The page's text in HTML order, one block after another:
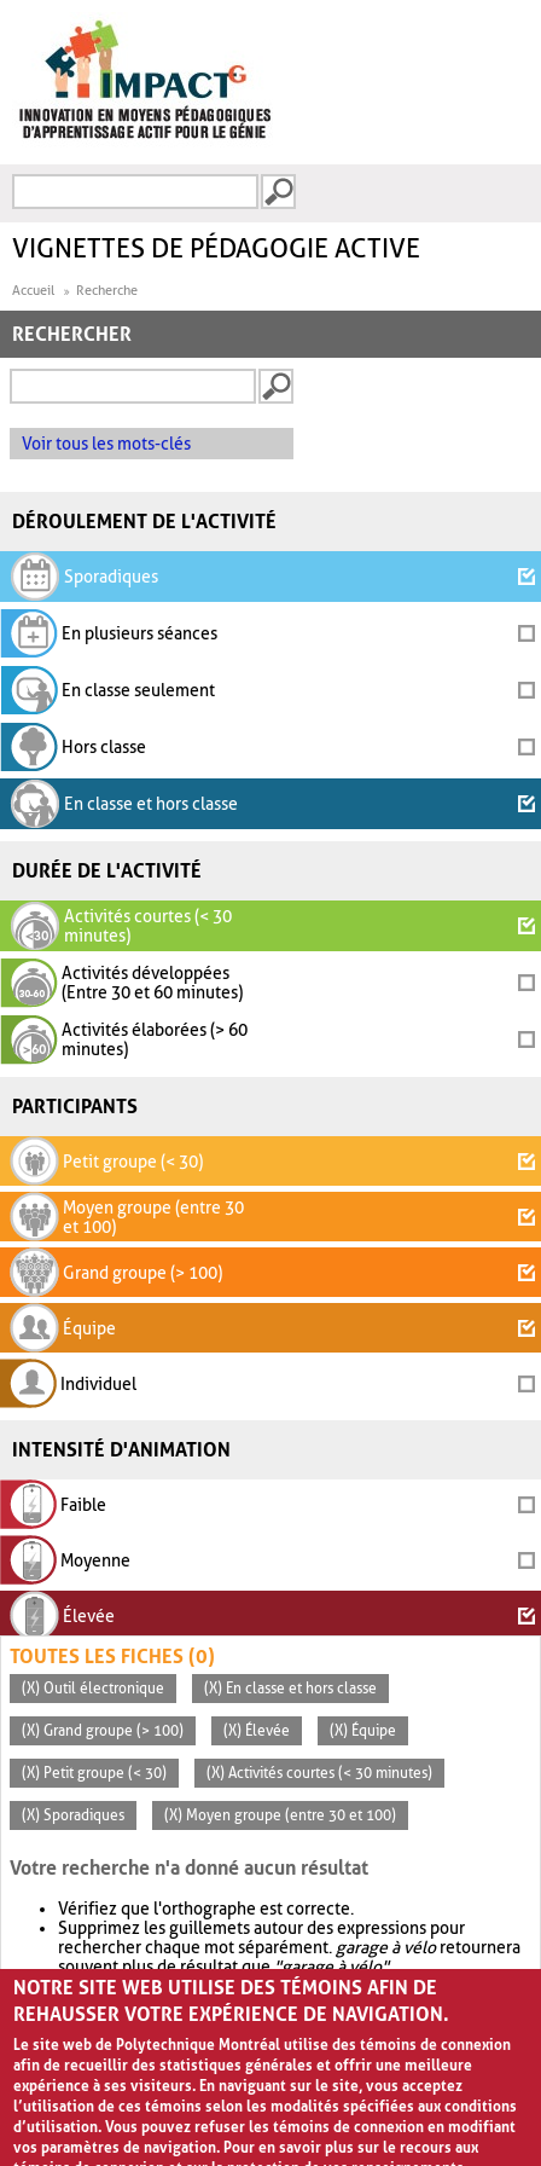
FORMULAIRE DE
VIGNETTES DE PÉDAGOGIE ACTIVE
Accueil Recherche
RECHERCHER
Voir tous les mots-clés
DÉROULEMENT DE L'ACTIVITÉ
Sporadiques
En plusieurs séances
En classe seulement
Hors classe
En classe et hors classe
DURÉE DE L'ACTIVITÉ
Activités courtes (< 30
minutes)
Activités développées
(Entre 30 et 60 minutes)
Activités élaborées (> 60
minutes)
PARTICIPANTS
Petit groupe (< 30)
Moyen groupe (entre 30
et 100)
Grand groupe (> 100)
Équipe
Individuel
INTENSITÉ D'ANIMATION
Faible
Moyenne
Élevée
TOUTES LES FICHES (0)
(X) Outil électronique (X) En classe et hors classe
(X) Grand groupe (> 100) (X) Élevée (X) Équipe
(X) Petit groupe (< 30) (X) Activités courtes (< 30 minutes)
(X) Sporadiques (X) Moyen groupe (entre 30 et 100)
Votre recherche n'a donné aucun résultat
Vérifiez que l'orthographe est correcte.
Supprimez les guillemets autour des expressions pour
rechercher chaque mot séparément. garage à véloretournera
souvent plus de résultat que"garage à vélo".
Envisagez d'élargir votre recherche avec OR.garage OR vélo
retournera souvent plus de résultat quegarage à vélo
NOTRE SITE WEB UTILISE DES TÉMOINS AFIN DE
REHAUSSER VOTRE EXPÉRIENCE DE NAVIGATION.
Le site web de Polytechnique Montréal utilise des témoins de connexion
afin de recueillir des statistiques générales et offrir une meilleure
expérience à ses visiteurs. En naviguant sur le site, vous acceptez
l’utilisation de ces témoins selon les modalités spécifiées aux conditions
d’utilisation. Vous pouvez refuser les témoins de connexion en modifiant
vos paramètres de navigation. Pour en savoir plus sur le recours aux